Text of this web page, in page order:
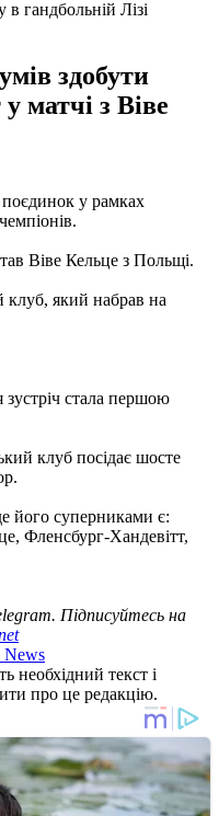
здобути
матчі з Віве
у рамках
Віве Кельце з Польщі.
клуб, який набрав на
стала першою
клуб посідає шосте
його суперниками є:
Фленсбург-Хандевітт,
Підписуйтесь на
News
необхідний текст і
про це редакцію.